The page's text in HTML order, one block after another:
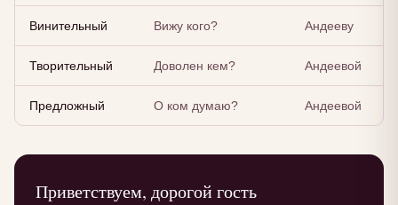
Винительный Вижу кого? Андееву
Творительный Доволен кем? Андеевой
Предложный О ком думаю? Андеевой
Приветствуем, дорогой гость